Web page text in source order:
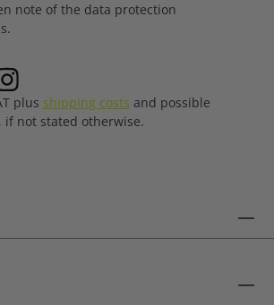
note of the data protection
plus shipping costs and possible
if not stated otherwise.